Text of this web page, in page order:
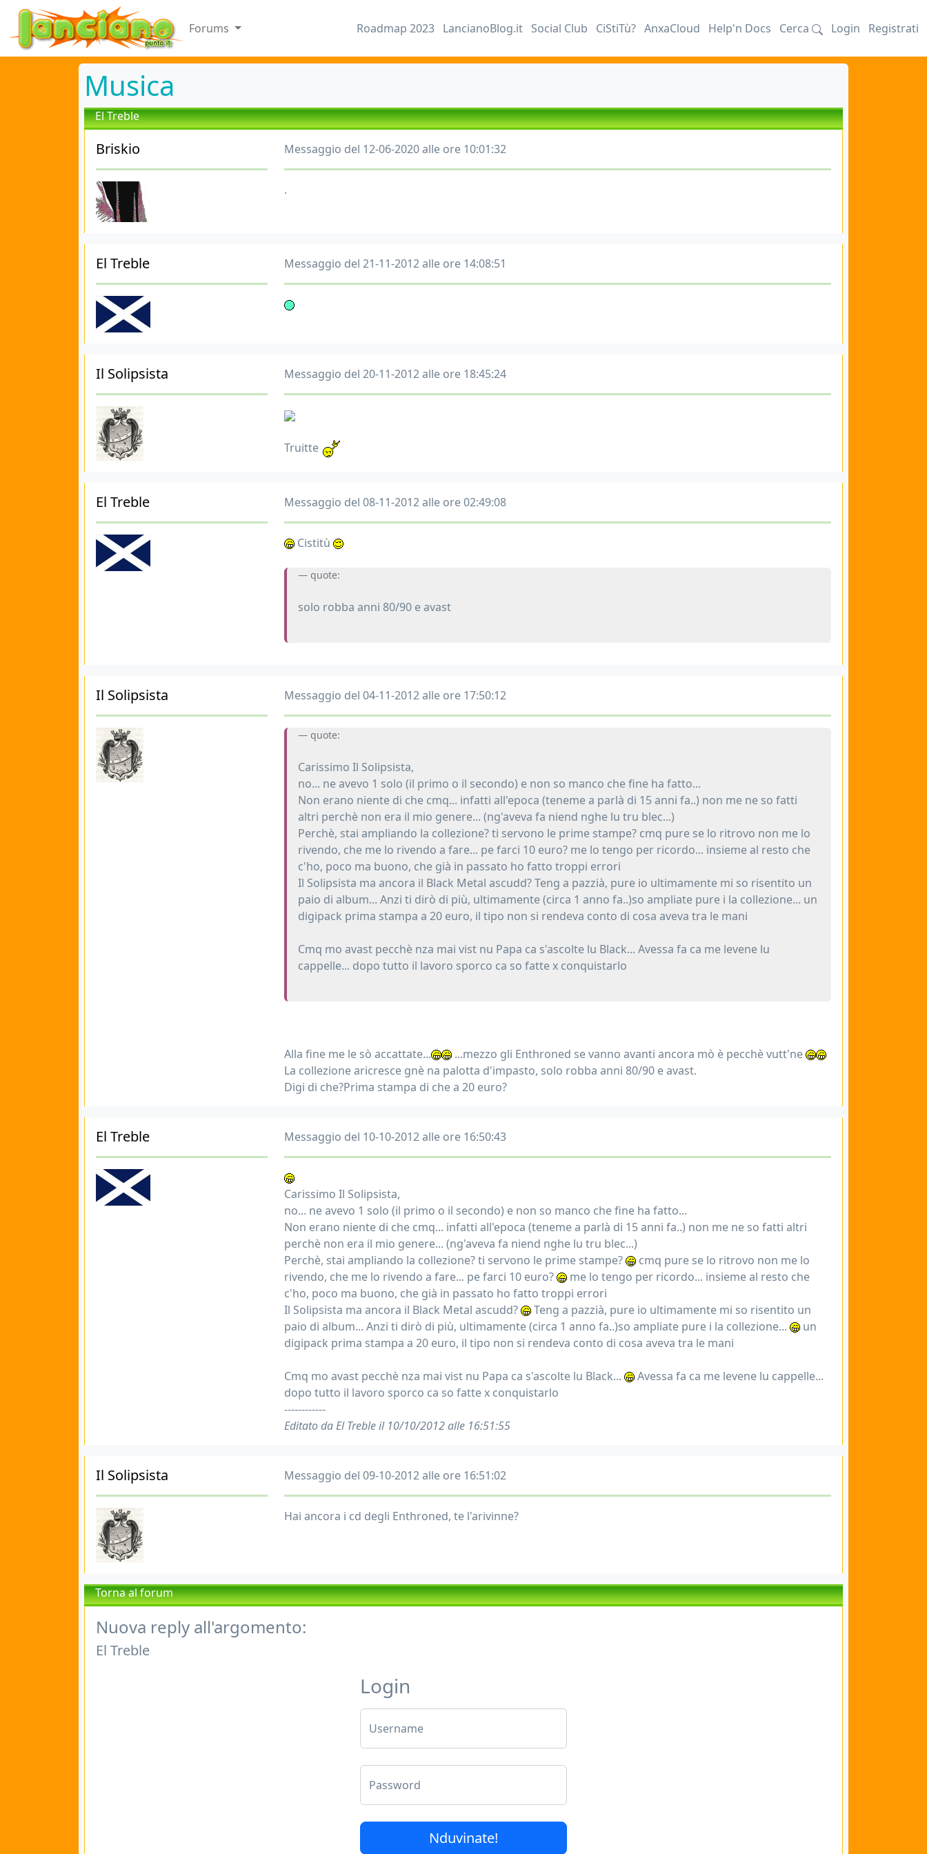
Forums Roadmap 2023 LancianoBlog.it Social Club CiStiTù? AnxaCloud Help'n Docs Cerca Login Registrati
Musica
El Treble
Briskio Messaggio del 12-06-2020 alle ore 10:01:32
.
El Treble Messaggio del 21-11-2012 alle ore 14:08:51
Il Solipsista Messaggio del 20-11-2012 alle ore 18:45:24
Truitte
El Treble Messaggio del 08-11-2012 alle ore 02:49:08
Cistitù
quote:
solo robba anni 80/90 e avast
Il Solipsista Messaggio del 04-11-2012 alle ore 17:50:12
quote:
Carissimo Il Solipsista,
no... ne avevo 1 solo (il primo o il secondo) e non so manco che fine ha fatto...
Non erano niente di che cmq... infatti all'epoca (teneme a parlà di 15 anni fa..) non me ne so fatti
altri perchè non era il mio genere... (ng'aveva fa niend nghe lu tru blec...)
Perchè, stai ampliando la collezione? ti servono le prime stampe? cmq pure se lo ritrovo non me lo
rivendo, che me lo rivendo a fare... pe farci 10 euro? me lo tengo per ricordo... insieme al resto che
c'ho, poco ma buono, che già in passato ho fatto troppi errori
Il Solipsista ma ancora il Black Metal ascudd? Teng a pazzià, pure io ultimamente mi so risentito un
paio di album... Anzi ti dirò di più, ultimamente (circa 1 anno fa..)so ampliate pure i la collezione... un
digipack prima stampa a 20 euro, il tipo non si rendeva conto di cosa aveva tra le mani
Cmq mo avast pecchè nza mai vist nu Papa ca s'ascolte lu Black... Avessa fa ca me levene lu
cappelle... dopo tutto il lavoro sporco ca so fatte x conquistarlo
Alla fine me le sò accattate...
...mezzo gli Enthroned se vanno avanti ancora mò è pecchè vutt'ne
La collezione aricresce gnè na palotta d'impasto, solo robba anni 80/90 e avast.
Digi di che?Prima stampa di che a 20 euro?
El Treble Messaggio del 10-10-2012 alle ore 16:50:43
Carissimo Il Solipsista,
no... ne avevo 1 solo (il primo o il secondo) e non so manco che fine ha fatto...
Non erano niente di che cmq... infatti all'epoca (teneme a parlà di 15 anni fa..) non me ne so fatti altri
perchè non era il mio genere... (ng'aveva fa niend nghe lu tru blec...)
Perchè, stai ampliando la collezione? ti servono le prime stampe?
cmq pure se lo ritrovo non me lo
rivendo, che me lo rivendo a fare... pe farci 10 euro?
me lo tengo per ricordo... insieme al resto che
c'ho, poco ma buono, che già in passato ho fatto troppi errori
Il Solipsista ma ancora il Black Metal ascudd?
Teng a pazzià, pure io ultimamente mi so risentito un
paio di album... Anzi ti dirò di più, ultimamente (circa 1 anno fa..)so ampliate pure i la collezione...
un
digipack prima stampa a 20 euro, il tipo non si rendeva conto di cosa aveva tra le mani
Cmq mo avast pecchè nza mai vist nu Papa ca s'ascolte lu Black...
Avessa fa ca me levene lu cappelle...
dopo tutto il lavoro sporco ca so fatte x conquistarlo
------------
Editato da El Treble il 10/10/2012 alle 16:51:55
Il Solipsista Messaggio del 09-10-2012 alle ore 16:51:02
Hai ancora i cd degli Enthroned, te l'arivinne?
Torna al forum
Nuova reply all'argomento:
El Treble
Login
Username
Password